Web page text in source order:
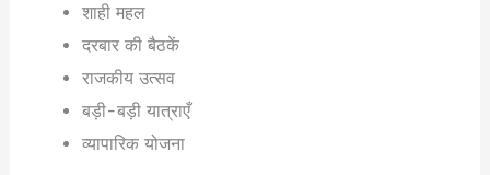
शाही महल
दरबार की बैठकें
राजकीय उत्सव
बड़ी-बड़ी यात्राएँ
व्यापारिक योजना